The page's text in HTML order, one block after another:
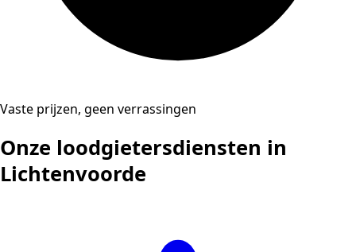
Vaste prijzen, geen verrassingen
Onze loodgietersdiensten in
Lichtenvoorde